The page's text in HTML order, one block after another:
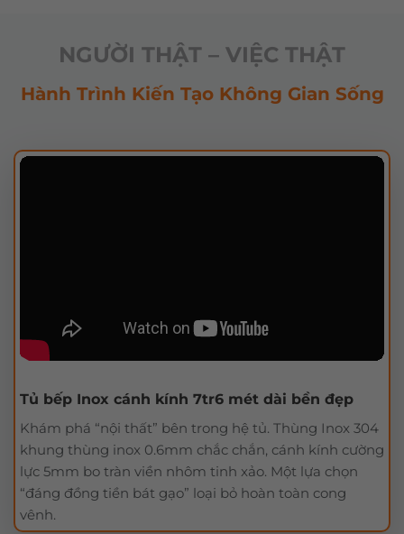
NGƯỜI THẬT – VIỆC THẬT
Hành Trình Kiến Tạo Không Gian Sống
Tủ bếp Inox cánh kính 7tr6 mét dài bền đẹp
Khám phá “nội thất” bên trong hệ tủ. Thùng Inox 304
khung thùng inox 0.6mm chắc chắn, cánh kính cường
lực 5mm bo tràn viền nhôm tinh xảo. Một lựa chọn
“đáng đồng tiền bát gạo” loại bỏ hoàn toàn cong
vênh.